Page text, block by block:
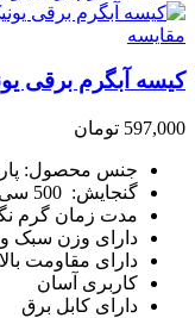
مقایسه
کیسه آبگرم برقی
597,000 تومان
جنس محصول:
گنجایش: 500 سی سی
مدت زمان گرم نگه
دارای وزن سبک
دارای مقاومت بالا
کاربری آسان
دارای کابل برق